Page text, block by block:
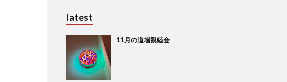
latest
11月の道場親睦会